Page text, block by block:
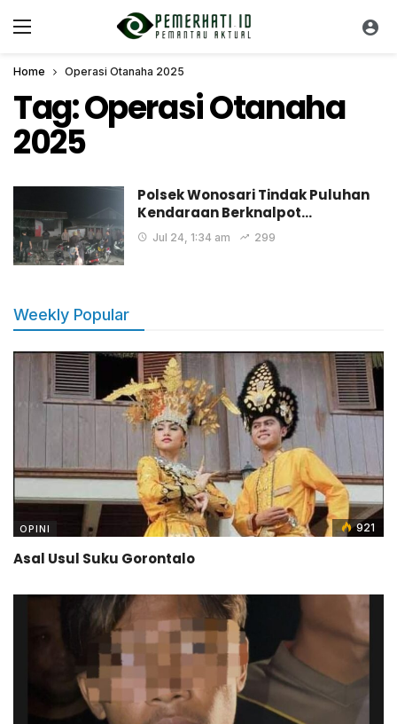
Home Operasi Otanaha 2025
Tag:Operasi Otanaha
2025
Polsek Wonosari Tindak Puluhan
Kendaraan Berknalpot…
Jul 24, 1:34 am 299
Weekly Popular
OPINI 921
Asal Usul Suku Gorontalo